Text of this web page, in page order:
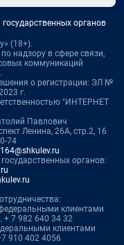
органов
(18+).
надзору в сфере связи,
коммуникаций
о регистрации: ЭЛ №
г.
"ИНТЕРНЕТ
Павлович
Ленина, 26А, стр.2, 16
74
164@shkulev.ru
органов:
клиентами
+ 7 982 640 34 32
клиентами
910 402 4056